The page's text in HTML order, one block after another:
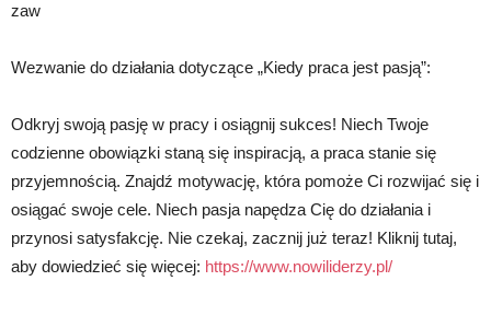
zaw
Wezwanie do działania dotyczące „Kiedy praca jest pasją”:
Odkryj swoją pasję w pracy i osiągnij sukces! Niech Twoje
codzienne obowiązki staną się inspiracją, a praca stanie się
przyjemnością. Znajdź motywację, która pomoże Ci rozwijać się i
osiągać swoje cele. Niech pasja napędza Cię do działania i
przynosi satysfakcję. Nie czekaj, zacznij już teraz! Kliknij tutaj,
aby dowiedzieć się więcej: https://www.nowiliderzy.pl/